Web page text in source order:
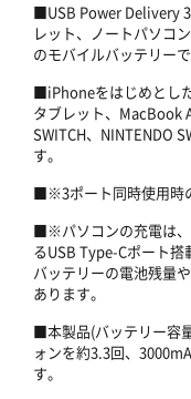
■USB Power Delivery
レット、ノートパソコ
のモバイルバッテリーで
■iPhoneをはじめとし
タブレット、MacBook
SWITCH、NINTENDO
す。
■※3ポート同時使用時
■※パソコンの充電は、
るUSB Type-Cポート搭
バッテリーの電池残量
あります。
■本製品(バッテリー容
ォンを約3.3回、
す。